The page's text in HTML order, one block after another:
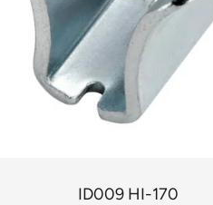
ID009 HI-170